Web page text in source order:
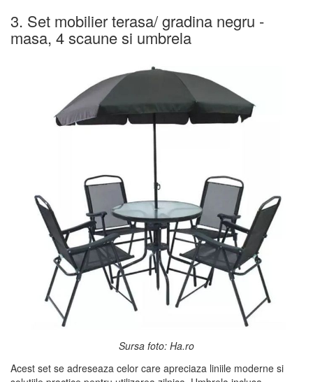
3. Set mobilier terasa/ gradina negru -
masa, 4 scaune si umbrela
Sursa foto: Ha.ro
Acest set se adreseaza celor care apreciaza liniile moderne si